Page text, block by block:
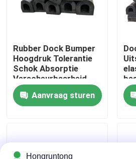
Vraag een offerte
Dok Rubberstootkussen
Pneumatisch
Rubber Dock Bumper
Hoogdruk Tolerantie
Schok Absorptie
Verscheurbaarheid
Aanvraag sturen
Hongruntong